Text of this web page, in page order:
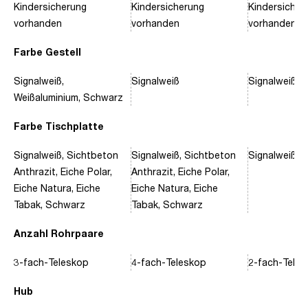
Farbe Gestell
Farbe Tischplatte
Anzahl Rohrpaare
Hub
Kindersicherung
vorhanden
Signalweiß,
Weißaluminium, Schwarz
Signalweiß, Sichtbeton
Anthrazit, Eiche Polar,
Eiche Natura, Eiche
Tabak, Schwarz
3-fach-Teleskop
Kindersicherung
vorhanden
Signalweiß
Signalweiß, Sichtbeton
Anthrazit, Eiche Polar,
Eiche Natura, Eiche
Tabak, Schwarz
4-fach-Teleskop
vorhanden
Signalweiß,
Signalweiß,
2-fach-